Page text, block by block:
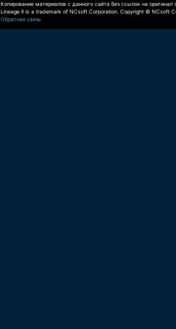
Копирование материалов с данного сайта без ссылок на оригинал
Lineage II is a trademark of NCsoft Corporation. Copyright © NCsoft
Обратная связь